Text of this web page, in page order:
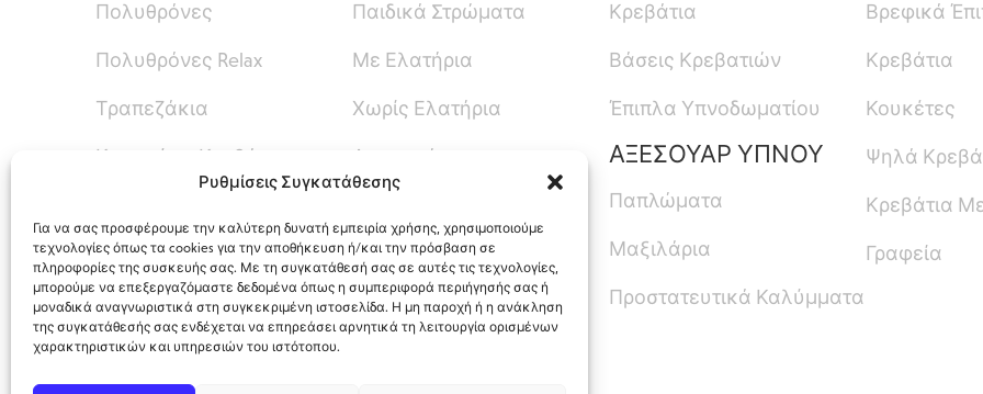
Ρυθμίσεις Συγκατάθεσης
Για να σας προσφέρουμε την καλύτερη δυνατή εμπειρία χρήσης, χρησιμοποιούμε
τεχνολογίες όπως τα cookies για την αποθήκευση ή/και την πρόσβαση σε
πληροφορίες της συσκευής σας. Με τη συγκατάθεσή σας σε αυτές τις τεχνολογίες,
μπορούμε να επεξεργαζόμαστε δεδομένα όπως η συμπεριφορά περιήγησής σας ή
μοναδικά αναγνωριστικά στη συγκεκριμένη ιστοσελίδα. Η μη παροχή ή η ανάκληση
της συγκατάθεσής σας ενδέχεται να επηρεάσει αρνητικά τη λειτουργία ορισμένων
χαρακτηριστικών και υπηρεσιών του ιστότοπου.
Πολυθρόνες
Πολυθρόνες Relax
Τραπεζάκια
Καναπές – Κρεβάτι
Παιδικά Στρώματα
Με Ελατήρια
Χωρίς Ελατήρια
Ανωστρώματα
Κρεβάτια
Βάσεις Κρεβατιών
Έπιπλα Υπνοδωματίου
ΑΞΕΣΟΥΑΡ ΥΠΝΟΥ
Παπλώματα
Μαξιλάρια
Προστατευτικά Καλύμματα
Βρεφικά
Κρεβάτια
Κουκέτες
Ψηλά
Κρεβάτια
Γραφεία